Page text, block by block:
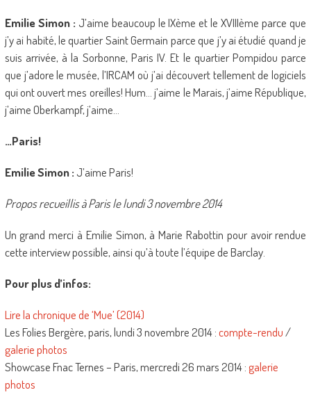
Emilie Simon : J’aime beaucoup le IXème et le XVIIIème parce que
j’y ai habité, le quartier Saint Germain parce que j’y ai étudié quand je
suis arrivée, à la Sorbonne, Paris IV. Et le quartier Pompidou parce
que j’adore le musée, l’IRCAM où j’ai découvert tellement de logiciels
qui ont ouvert mes oreilles! Hum… j’aime le Marais, j’aime République,
j’aime Oberkampf, j’aime…
…Paris!
Emilie Simon : J’aime Paris!
Propos recueillis à Paris le lundi 3 novembre 2014
Un grand merci à Emilie Simon, à Marie Rabottin pour avoir rendue
cette interview possible, ainsi qu’à toute l’équipe de Barclay.
Pour plus d’infos:
Lire la chronique de ‘Mue’ (2014)
Les Folies Bergère, paris, lundi 3 novembre 2014 :compte-rendu/
galerie photos
Showcase Fnac Ternes – Paris, mercredi 26 mars 2014 :galerie
photos